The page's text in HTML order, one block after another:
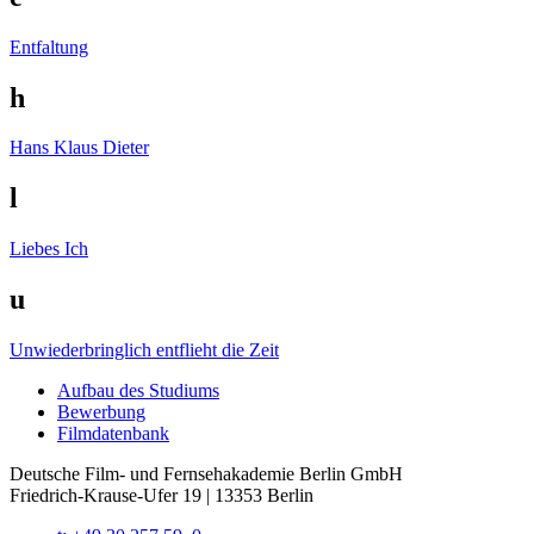
Entfaltung
h
Hans Klaus Dieter
l
Liebes Ich
u
Unwiederbringlich entflieht die Zeit
Auf­bau des Stu­di­ums
Bewer­bung
Film­da­ten­bank
Deutsche Film- und Fernseh­akademie Berlin GmbH
Friedrich-Krause-Ufer 19 | 13353 Berlin